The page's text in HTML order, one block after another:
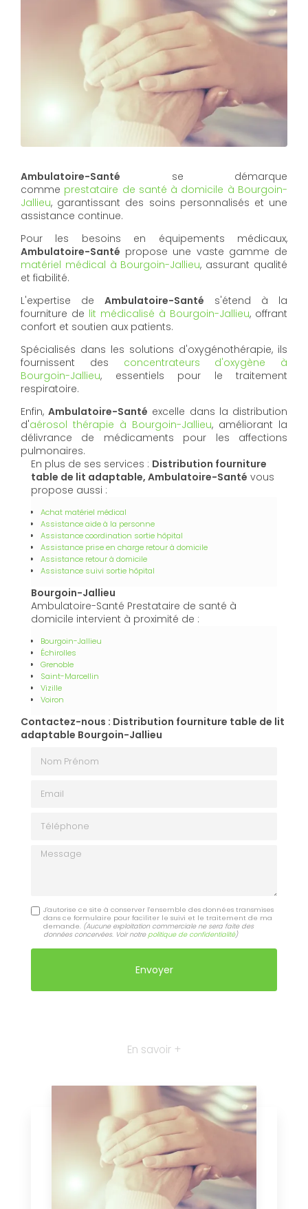
Ambulatoire-Santé se démarque
comme prestataire de santé à domicile à Bourgoin-
Jallieu, garantissant des soins personnalisés et une
assistance continue.
Pour les besoins en équipements médicaux,
Ambulatoire-Santé propose une vaste gamme de
matériel médical à Bourgoin-Jallieu, assurant qualité
et fiabilité.
L'expertise de Ambulatoire-Santé s'étend à la
fourniture de lit médicalisé à Bourgoin-Jallieu, offrant
confort et soutien aux patients.
Spécialisés dans les solutions d'oxygénothérapie, ils
fournissent des concentrateurs d'oxygène à
Bourgoin-Jallieu, essentiels pour le traitement
respiratoire.
Enfin,Ambulatoire-Santé excelle dans la distribution
d'aérosol thérapie à Bourgoin-Jallieu, améliorant la
délivrance de médicaments pour les affections
pulmonaires.
En plus de ses services : Distribution fourniture
table de lit adaptable, Ambulatoire-Santé vous
propose aussi :
Achat matériel médical
Assistance aide à la personne
Assistance coordination sortie hôpital
Assistance prise en charge retour à domicile
Assistance retour à domicile
Assistance suivi sortie hôpital
Bourgoin-Jallieu
Ambulatoire-Santé Prestataire de santé à
domicile intervient à proximité de :
Bourgoin-Jallieu
Échirolles
Grenoble
Saint-Marcellin
Vizille
Voiron
Contactez-nous : Distribution fourniture table de lit
adaptable Bourgoin-Jallieu
Message
J'autorise ce site à conserver l'ensemble des données transmises
dans ce formulaire pour faciliter le suivi et le traitement de ma
demande. (Aucune exploitation commerciale ne sera faite des
données concervées. Voir notre politique de confidentialité)
En savoir +